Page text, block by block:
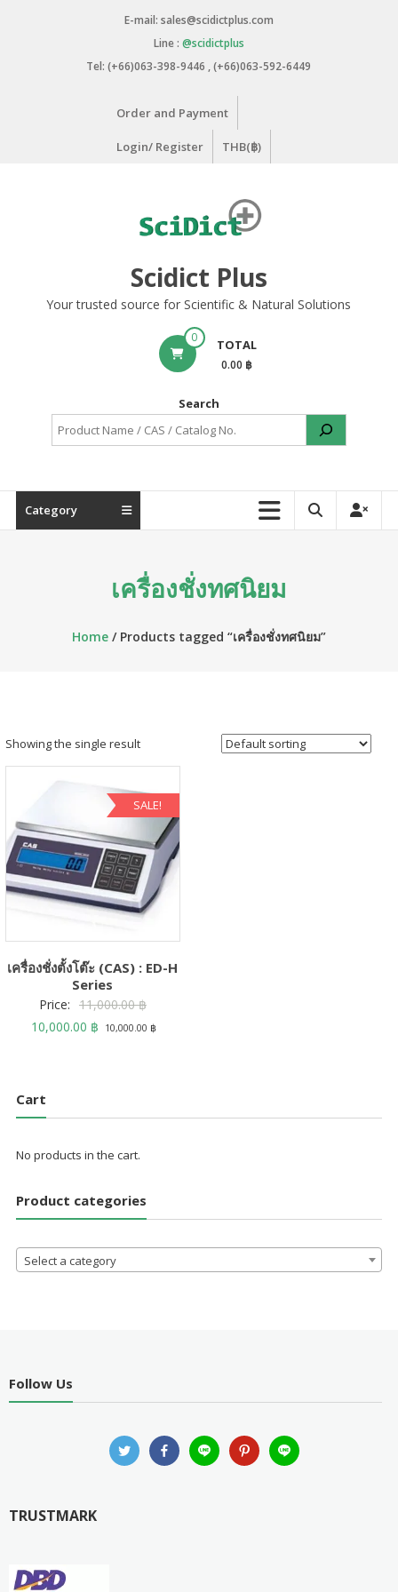
E-mail: sales@scidictplus.com
Line : @scidictplus
Tel: (+66)063-398-9446 , (+66)063-592-6449
Order and Payment
Login/ Register THB(฿)
Scidict Plus
Your trusted source for Scientific & Natural Solutions
0 TOTAL
0.00 ฿
Search
Category
เครื่องชั่งทศนิยม
Home/ Products tagged “เครื่องชั่งทศนิยม”
Showing the single result
SALE!
เครื่องชั่งตั้งโต๊ะ (CAS) : ED-H
Series
Price: 11,000.00฿Original
price
10,000.00 ฿ Current
10,000.00 ฿
Cart
No products in the cart.
Product categories
Select a category
Follow Us
TRUSTMARK